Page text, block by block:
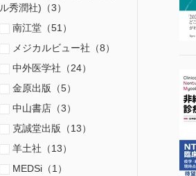
ル秀潤社)（3）
南江堂（51）
メジカルビュー社（8）
中外医学社（24）
金原出版（5）
中山書店（3）
克誠堂出版（13）
羊土社（13）
MEDSi（1）